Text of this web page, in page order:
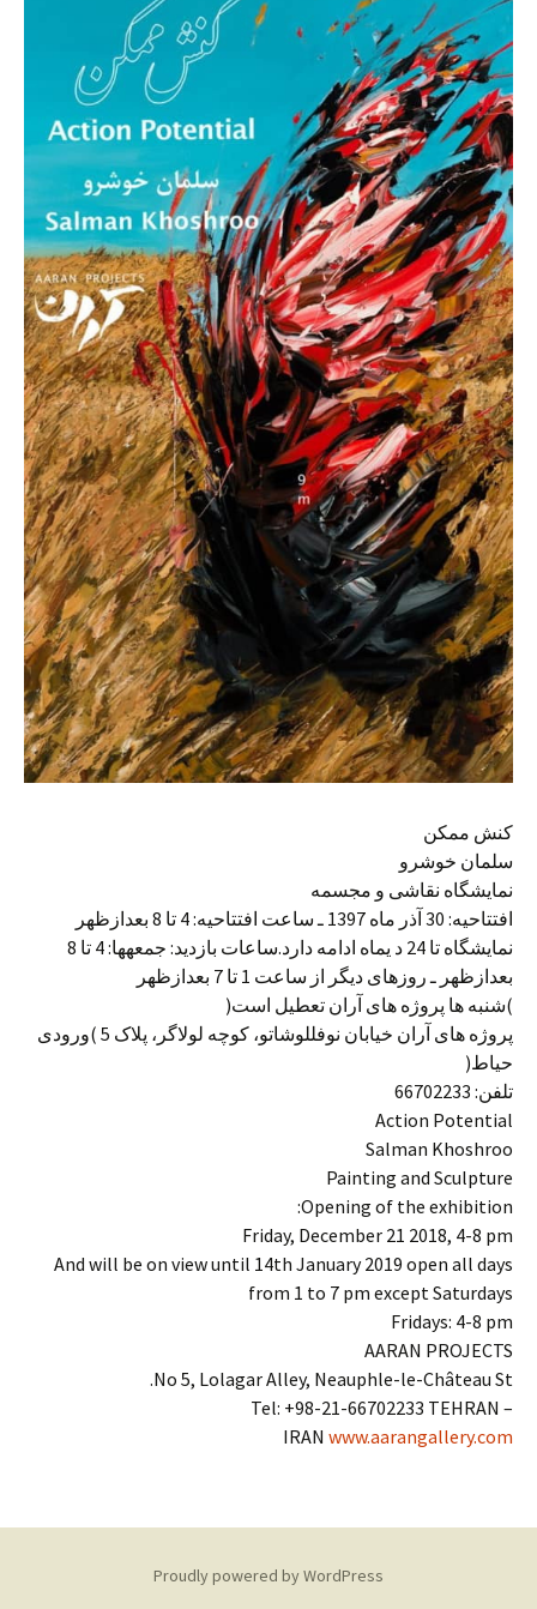
کنش ممکن
سلمان خوشرو
نمایشگاه نقاشی و مجسمه
افتتاحیه: 30 آذر ماه 1397 ـ ساعت افتتاحیه: 4 تا 8 بعدازظهر
نمایشگاه تا 24 د یماه ادامه دارد.ساعات بازدید: جمعهها: 4 تا 8
بعدازظهر ـ روزهای دیگر از ساعت 1 تا 7 بعدازظهر
)شنبه ها پروژه های آران تعطیل است(
پروژه های آران خیابان نوفللوشاتو، کوچه لولاگر، پلاک 5 )ورودی
حیاط(
تلفن: 66702233
Action Potential
Salman Khoshroo
Painting and Sculpture
Opening of the exhibition:
Friday, December 21 2018, 4-8 pm
And will be on view until 14th January 2019 open all days
from 1 to 7 pm except Saturdays
Fridays: 4-8 pm
AARAN PROJECTS
No 5, Lolagar Alley, Neauphle-le-Château St.
Tel: +98-21-66702233 TEHRAN –
IRAN www.aarangallery.com
Proudly powered by WordPress